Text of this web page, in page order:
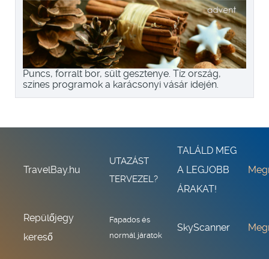
Puncs, forralt bor, sült gesztenye. Tíz ország,
színes programok a karácsonyi vásár idején.
TravelBay.hu
UTAZÁST
TERVEZEL?
TALÁLD MEG
A LEGJOBB
ÁRAKAT!
Repülőjegy
kereső
Fapados és
normál járatok
SkyScanner